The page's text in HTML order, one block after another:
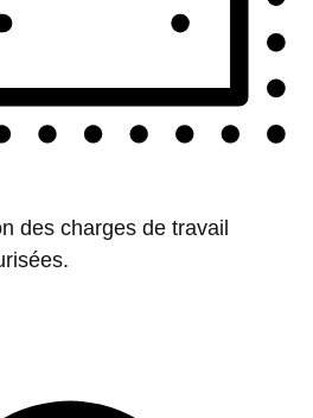
des charges de travail